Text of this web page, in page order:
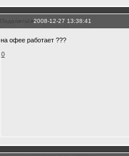
Поделиться2008-12-27 13:38:41
на офее работает ???
0